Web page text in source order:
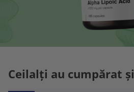
Ceilalți au cumpărat și